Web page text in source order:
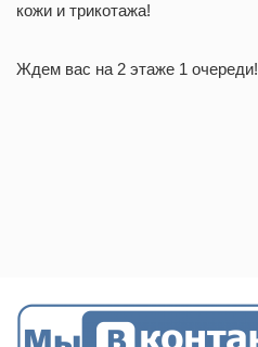
кожи и трикотажа!
Ждем вас на 2 этаже 1 очереди!